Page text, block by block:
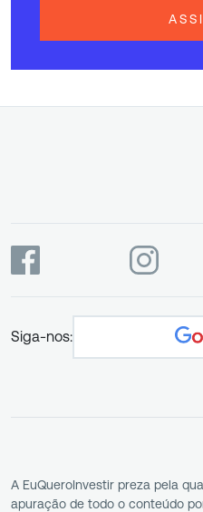
Siga-nos:
A EuQueroInvestir preza pela
apuração de todo o conteúdo